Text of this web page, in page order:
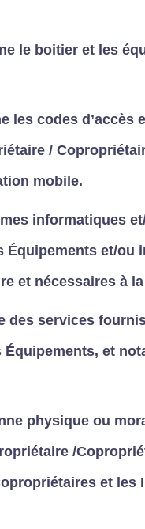
le boitier et les
les codes d’accès
/
mobile.
informatiques
Équipements et/ou
et nécessaires à
des services
et
physique ou
/
et les